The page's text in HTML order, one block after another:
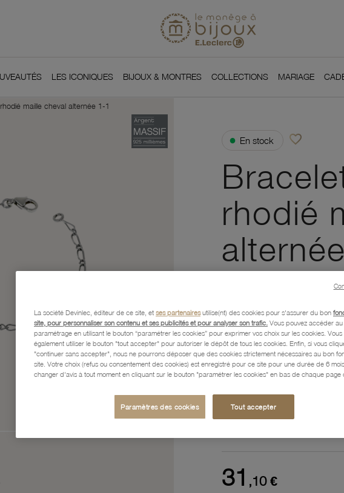
LES ICONIQUES BIJOUX & MONTRES COLLECTIONS MARIAGE
maille cheval alternée 1-1
● En stock favorite_borderAjouter à vos
rhodié
Description
Caractéristiques détaillées
31 ,10 €
La société Devinlec, éditeur de ce site, et ses partenairesutilise(nt) des cookies pour s'assurer du bon
site, pour personnaliser son contenu et ses publicités et pour analyser son trafic. Vous pouvez accéder
paramétrage en utilisant le bouton “paramétrer les cookies” pour exprimer vos choix sur les cookies. Vous
également utiliser le bouton "tout accepter" pour autoriser le dépôt de tous les cookies. Enfin, si vous
"continuer sans accepter", nous ne pourrons déposer que des cookies strictement nécessaires au bon
site. Votre choix (refus ou consentement des cookies) est enregistré pour ce site pour une durée de 6
changer d'avis à tout moment en cliquant sur le bouton "paramétrer les cookies" en bas de chaque page
Paramètres des cookies Tout accepter